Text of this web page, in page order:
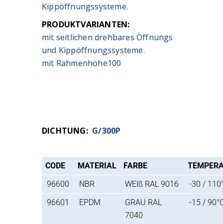
Kippöffnungssysteme.
PRODUKTVARIANTEN:
mit seitlichen drehbares Öffnungs
und Kippöffnungssysteme.
mit Rahmenhöhe100
DICHTUNG: G/300P
CODE MATERIAL FARBE
96600
NBR WEIß RAL 9016
-30 /
96601
EPDM
GRAU RAL
7040
-15 /